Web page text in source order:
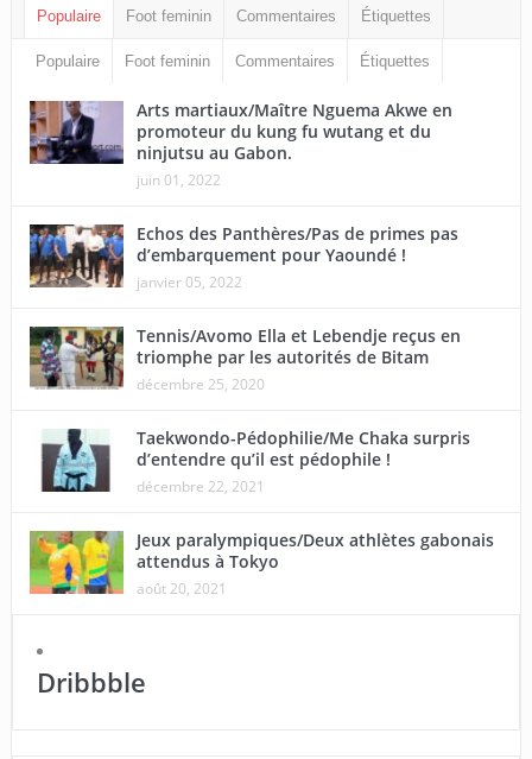
Populaire Foot feminin Commentaires Étiquettes
Populaire Foot feminin Commentaires Étiquettes
Arts martiaux/Maître Nguema Akwe en
promoteur du kung fu wutang et du
ninjutsu au Gabon.
juin 01, 2022
Echos des Panthères/Pas de primes pas
d’embarquement pour Yaoundé !
janvier 05, 2022
Tennis/Avomo Ella et Lebendje reçus en
triomphe par les autorités de Bitam
décembre 25, 2020
Taekwondo-Pédophilie/Me Chaka surpris
d’entendre qu’il est pédophile !
décembre 22, 2021
Jeux paralympiques/Deux athlètes gabonais
attendus à Tokyo
août 20, 2021
Dribbble